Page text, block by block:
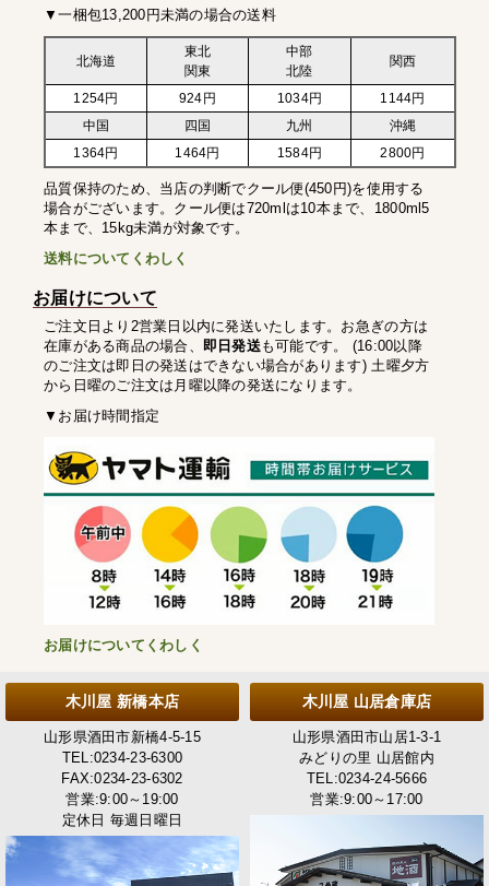
▼一梱包13,200円未満の場合の送料
北海道
東北
関東
中部
北陸
関西
1254円 924円 1034円
1144円
中国
四国 九州
沖縄
1364円
1464円 1584円 2800円
品質保持のため、当店の判断でクール便(450円)を使用する
場合がございます。クール便は720mlは10本まで、1800ml5
本まで、15kg未満が対象です。
送料についてくわしく
お届けについて
ご注文日より2営業日以内に発送いたします。お急ぎの方は
在庫がある商品の場合、 即日発送も可能です。 (16:00以降
のご注文は即日の発送はできない場合があります) 土曜夕方
から日曜のご注文は月曜以降の発送になります。
▼お届け時間指定
お届けについてくわしく
木川屋 新橋本店
山形県酒田市新橋4-5-15
TEL:0234-23-6300
FAX:0234-23-6302
営業:9:00～19:00
定休日 毎週日曜日
木川屋 山居倉庫店
山形県酒田市山居1-3-1
みどりの里 山居館内
TEL:0234-24-5666
営業:9:00～17:00